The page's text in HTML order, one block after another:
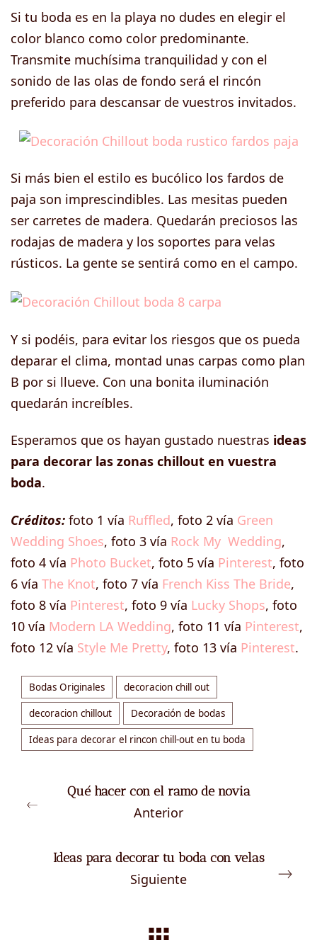
Si tu boda es en la playa no dudes en elegir el
color blanco como color predominante.
Transmite muchísima tranquilidad y con el
sonido de las olas de fondo será el rincón
preferido para descansar de vuestros invitados.
Si más bien el estilo es bucólico los fardos de
paja son imprescindibles. Las mesitas pueden
ser carretes de madera. Quedarán preciosos las
rodajas de madera y los soportes para velas
rústicos. La gente se sentirá como en el campo.
Y si podéis, para evitar los riesgos que os pueda
deparar el clima, montad unas carpas como plan
B por si llueve. Con una bonita iluminación
quedarán increíbles.
Esperamos que os hayan gustado nuestras ideas
para decorar las zonas chillout en vuestra
boda.
Créditos: foto 1 vía Ruffled, foto 2 vía Green
Wedding Shoes, foto 3 vía Rock My Wedding,
foto 4 vía Photo Bucket, foto 5 vía Pinterest, foto
6 vía The Knot, foto 7 vía French Kiss The Bride,
foto 8 vía Pinterest, foto 9 vía Lucky Shops, foto
10 vía Modern LA Wedding, foto 11 vía Pinterest,
foto 12 vía Style Me Pretty, foto 13 vía Pinterest.
Bodas Originales decoracion chill out
decoracion chillout Decoración de bodas
Ideas para decorar el rincon chill-out en tu boda
Qué hacer con el ramo de novia
Anterior
Ideas para decorar tu boda con velas
Siguiente